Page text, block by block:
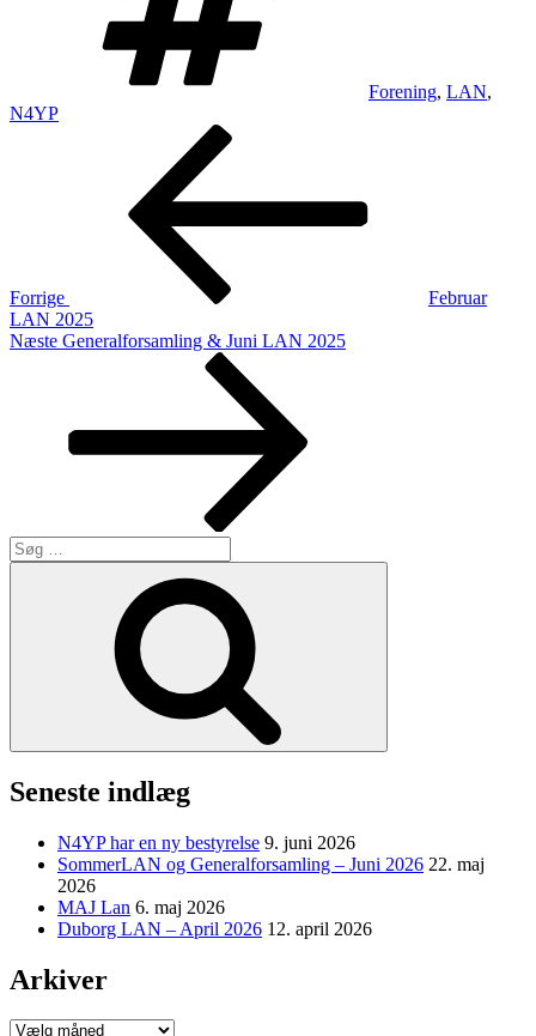
Forening, LAN,
N4YP
Indlægsnavigation
Forrige
Februar
LAN 2025
Næste
Næste Generalforsamling & Juni LAN 2025
Søg
efter:
Seneste indlæg
N4YP har en ny bestyrelse 9. juni 2026
SommerLAN og Generalforsamling – Juni 2026 22. maj
2026
MAJ Lan 6. maj 2026
Duborg LAN – April 2026 12. april 2026
Arkiver
Arkiver